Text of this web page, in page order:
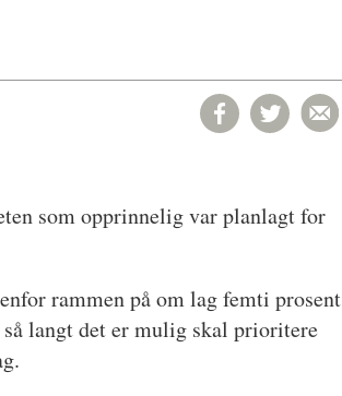
som opprinnelig var planlagt for
rammen på om lag femti prosent
langt det er mulig skal prioritere